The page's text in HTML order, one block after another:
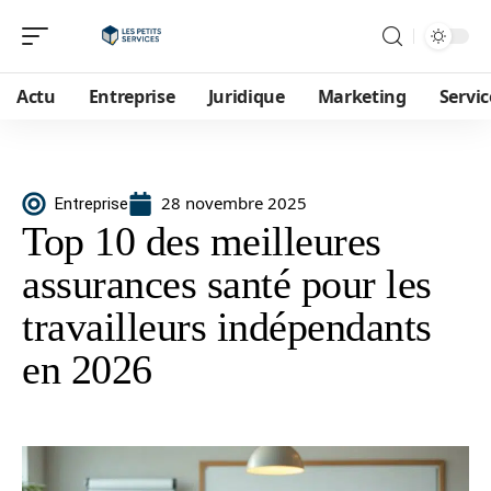
Actu Entreprise Juridique Marketing
Entreprise 28 novembre 2025
Top 10 des meilleures
assurances santé pour les
travailleurs indépendants
en 2026